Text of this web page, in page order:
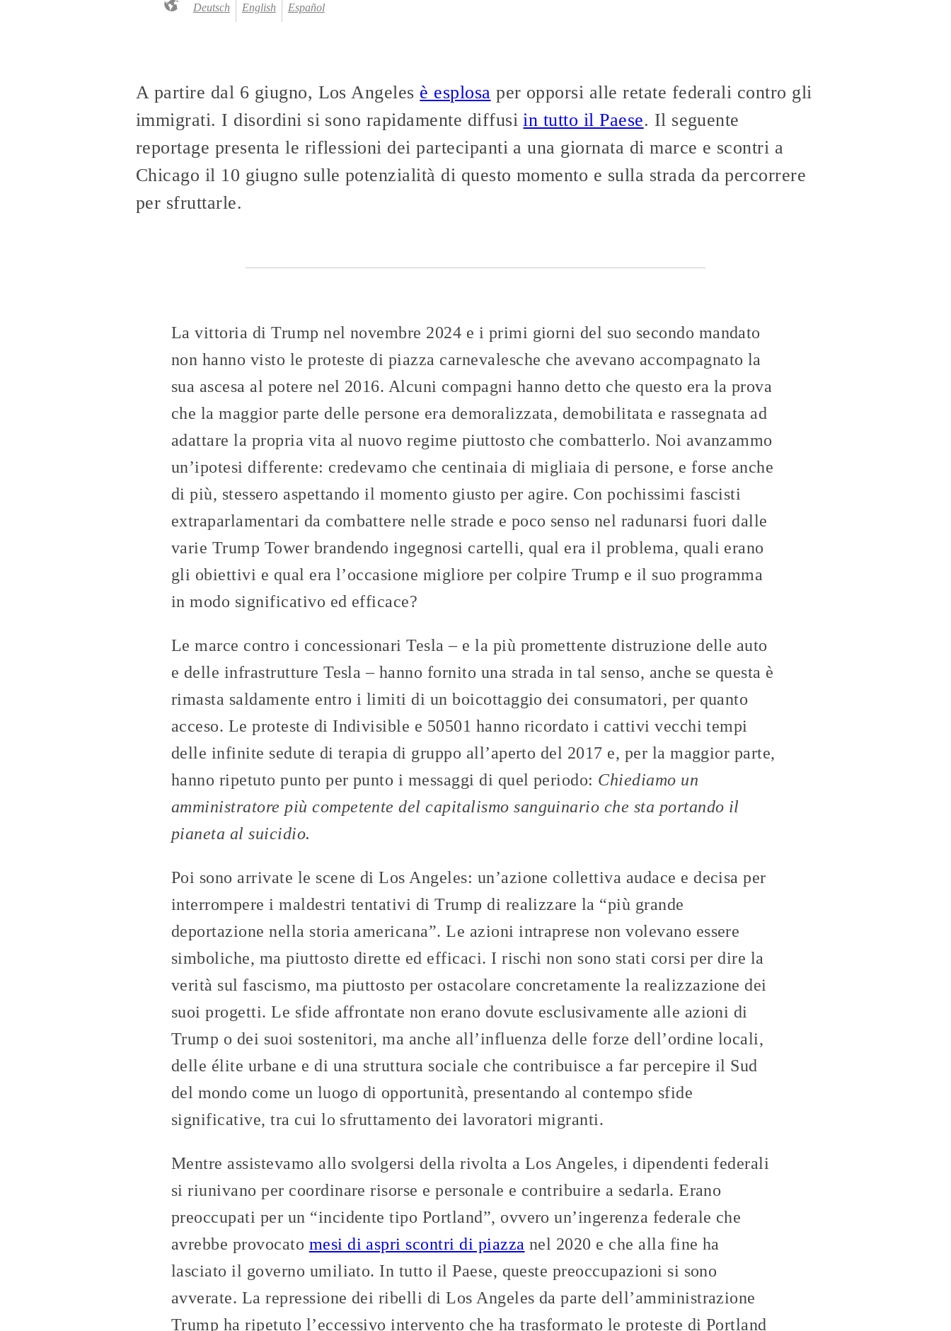
Deutsch English Español
A partire dal 6 giugno, Los Angeles è esplosa per opporsi alle retate federali contro gli
immigrati. I disordini si sono rapidamente diffusi in tutto il Paese. Il seguente
reportage presenta le riflessioni dei partecipanti a una giornata di marce e scontri a
Chicago il 10 giugno sulle potenzialità di questo momento e sulla strada da percorrere
per sfruttarle.
La vittoria di Trump nel novembre 2024 e i primi giorni del suo secondo mandato
non hanno visto le proteste di piazza carnevalesche che avevano accompagnato la
sua ascesa al potere nel 2016. Alcuni compagni hanno detto che questo era la prova
che la maggior parte delle persone era demoralizzata, demobilitata e rassegnata ad
adattare la propria vita al nuovo regime piuttosto che combatterlo. Noi avanzammo
un’ipotesi differente: credevamo che centinaia di migliaia di persone, e forse anche
di più, stessero aspettando il momento giusto per agire. Con pochissimi fascisti
extraparlamentari da combattere nelle strade e poco senso nel radunarsi fuori dalle
varie Trump Tower brandendo ingegnosi cartelli, qual era il problema, quali erano
gli obiettivi e qual era l’occasione migliore per colpire Trump e il suo programma
in modo significativo ed efficace?
Le marce contro i concessionari Tesla – e la più promettente distruzione delle auto
e delle infrastrutture Tesla – hanno fornito una strada in tal senso, anche se questa è
rimasta saldamente entro i limiti di un boicottaggio dei consumatori, per quanto
acceso. Le proteste di Indivisible e 50501 hanno ricordato i cattivi vecchi tempi
delle infinite sedute di terapia di gruppo all’aperto del 2017 e, per la maggior parte,
hanno ripetuto punto per punto i messaggi di quel periodo: Chiediamo un
amministratore più competente del capitalismo sanguinario che sta portando il
pianeta al suicidio.
Poi sono arrivate le scene di Los Angeles: un’azione collettiva audace e decisa per
interrompere i maldestri tentativi di Trump di realizzare la “più grande
deportazione nella storia americana”. Le azioni intraprese non volevano essere
simboliche, ma piuttosto dirette ed efficaci. I rischi non sono stati corsi per dire la
verità sul fascismo, ma piuttosto per ostacolare concretamente la realizzazione dei
suoi progetti. Le sfide affrontate non erano dovute esclusivamente alle azioni di
Trump o dei suoi sostenitori, ma anche all’influenza delle forze dell’ordine locali,
delle élite urbane e di una struttura sociale che contribuisce a far percepire il Sud
del mondo come un luogo di opportunità, presentando al contempo sfide
significative, tra cui lo sfruttamento dei lavoratori migranti.
Mentre assistevamo allo svolgersi della rivolta a Los Angeles, i dipendenti federali
si riunivano per coordinare risorse e personale e contribuire a sedarla. Erano
preoccupati per un “incidente tipo Portland”, ovvero un’ingerenza federale che
avrebbe provocato mesi di aspri scontri di piazza nel 2020 e che alla fine ha
lasciato il governo umiliato. In tutto il Paese, queste preoccupazioni si sono
avverate. La repressione dei ribelli di Los Angeles da parte dell’amministrazione
Trump ha ripetuto l’eccessivo intervento che ha trasformato le proteste di Portland